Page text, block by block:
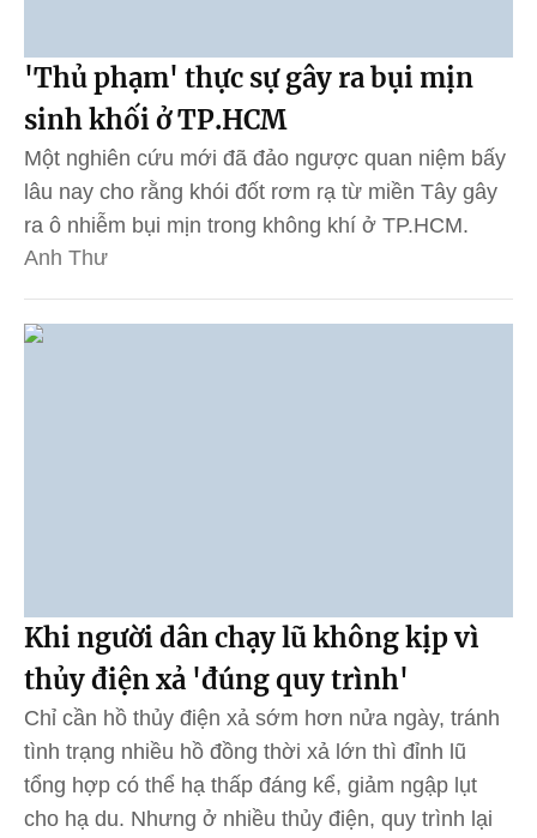
'Thủ phạm' thực sự gây ra bụi mịn
sinh khối ở TP.HCM
Một nghiên cứu mới đã đảo ngược quan niệm bấy
lâu nay cho rằng khói đốt rơm rạ từ miền Tây gây
ra ô nhiễm bụi mịn trong không khí ở TP.HCM.
Anh Thư
Khi người dân chạy lũ không kịp vì
thủy điện xả 'đúng quy trình'
Chỉ cần hồ thủy điện xả sớm hơn nửa ngày, tránh
tình trạng nhiều hồ đồng thời xả lớn thì đỉnh lũ
tổng hợp có thể hạ thấp đáng kể, giảm ngập lụt
cho hạ du. Nhưng ở nhiều thủy điện, quy trình lại